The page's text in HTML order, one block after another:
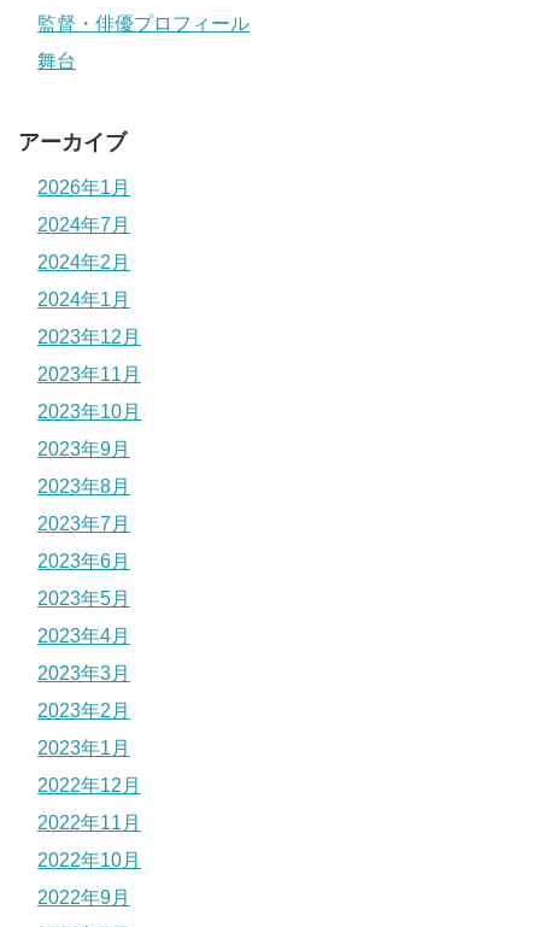
監督・俳優プロフィール
舞台
アーカイブ
2026年1月
2024年7月
2024年2月
2024年1月
2023年12月
2023年11月
2023年10月
2023年9月
2023年8月
2023年7月
2023年6月
2023年5月
2023年4月
2023年3月
2023年2月
2023年1月
2022年12月
2022年11月
2022年10月
2022年9月